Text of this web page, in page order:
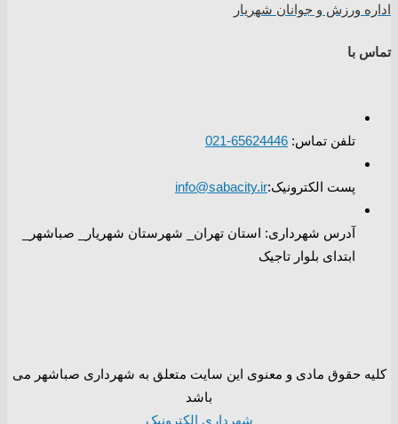
اداره ورزش و جوانان شهریار
تماس با
تلفن تماس: 65624446-021
پست الکترونیک:info@sabacity.ir
آدرس شهرداری: استان تهران_ شهرستان شهریار_ صباشهر_
ابتدای بلوار تاجیک
کلیه حقوق مادی و معنوی این سایت متعلق به شهرداری صباشهر می
باشد
شهرداری الکترونیک